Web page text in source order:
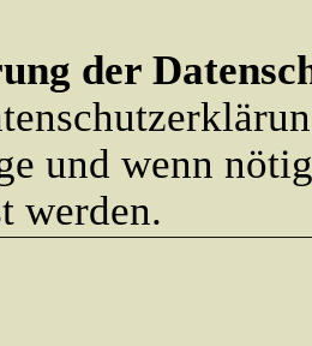
der
und wenn
werden.